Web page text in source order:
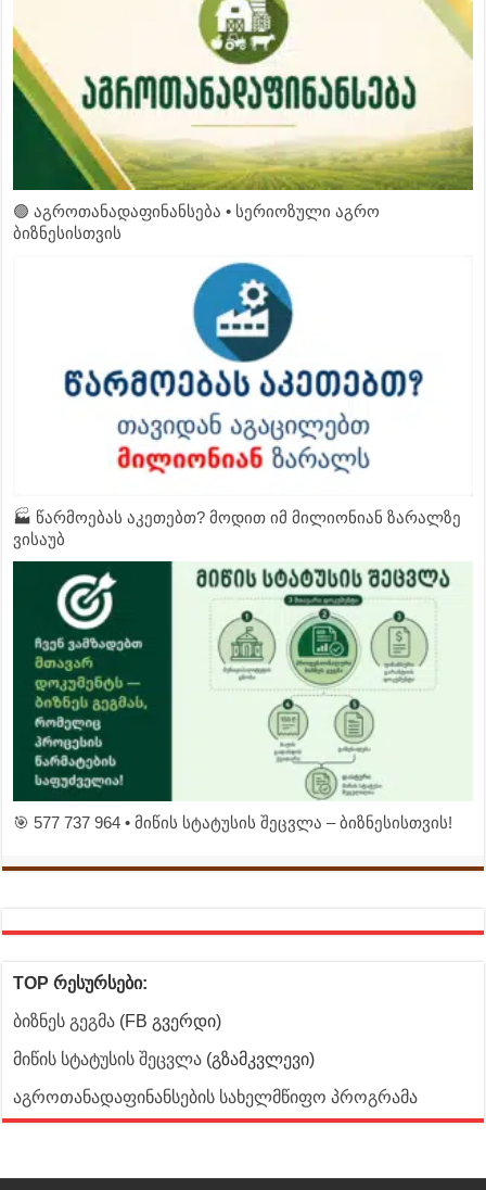
🟢 აგროთანადაფინანსება • სერიოზული აგრო
ბიზნესისთვის
🏭 წარმოებას აკეთებთ? მოდით იმ მილიონიან ზარალზე
ვისაუბ
🎯 577 737 964 • მიწის სტატუსის შეცვლა – ბიზნესისთვის!
TOP რესურსები:
ბიზნეს გეგმა (FB გვერდი)
მიწის სტატუსის შეცვლა (გზამკვლევი)
აგროთანადაფინანსების სახელმწიფო პროგრამა